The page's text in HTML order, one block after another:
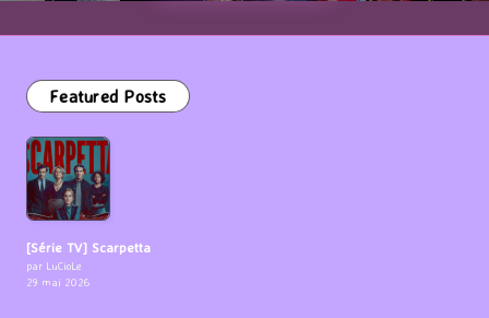
Featured Posts
[Série TV] Scarpetta
par LuCioLe
29 mai 2026